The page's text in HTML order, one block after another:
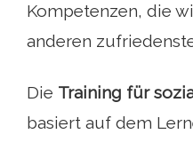
Kompetenzen, die
anderen
Die Training für
basiert auf dem